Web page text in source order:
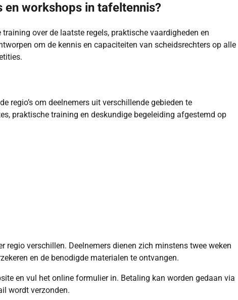
workshops in tafeltennis?
over de laatste regels, praktische vaardigheden en
om de kennis en capaciteiten van scheidsrechters op alle
regio’s om deelnemers uit verschillende gebieden te
praktische training en deskundige begeleiding afgestemd op
regio verschillen. Deelnemers dienen zich minstens twee weken
en de benodigde materialen te ontvangen.
en vul het online formulier in. Betaling kan worden gedaan via
wordt verzonden.